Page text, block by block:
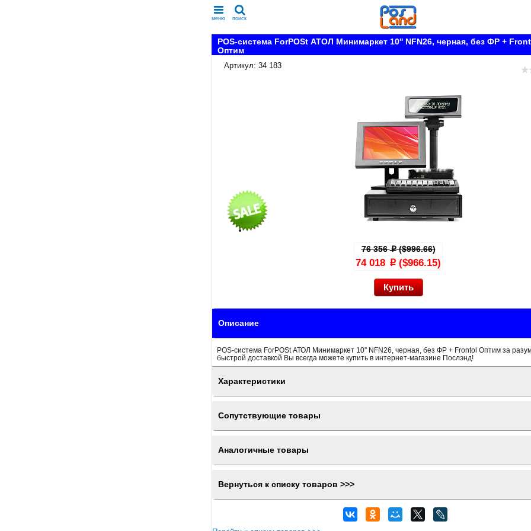
меню поиск
POS-система ForPOSt АТОЛ Минимаркет 10'' NFN26, черная, без ФР +
Оптим
Артикул: 34 183
76 356p($996.66)
74 018 p ($966.15)
Описание
POS-система ForPOSt АТОЛ Минимаркет 10'' NFN26, черная, без ФР + Frontol Оптим за
быстрой доставкой Вы всегда можете купить в интернет-магазине Послэнд!
Характеристики
Сопутствующие товары
Аналогичные товары
Вернуться к списку товаров >>>